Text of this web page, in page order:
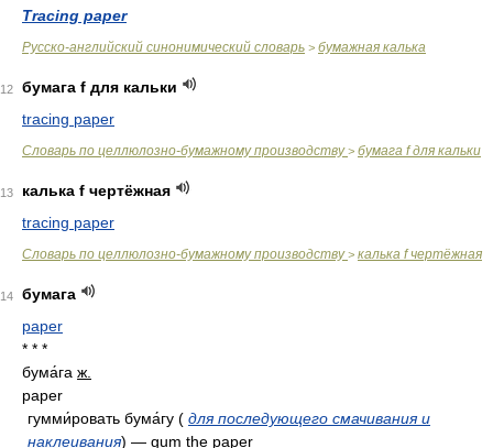
Tracing paper
Русско-английский синонимический словарь > бумажная калька
12
бумага f для кальки
tracing paper
Словарь по целлюлозно-бумажному производству> бумага f для кальки
13
калька f чертёжная
tracing paper
Словарь по целлюлозно-бумажному производству> калька f чертёжная
14
бумага
paper
* * *
бума́га ж.
paper
гумми́ровать бума́гу ( для последующего смачивания и
наклеивания) — gum the paper